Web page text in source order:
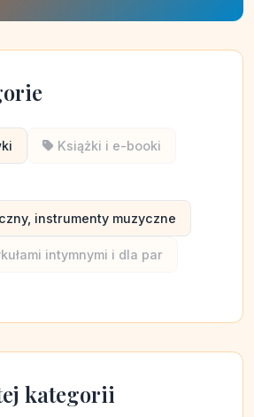
Książki i e-booki
instrumenty muzyczne
intymnymi i dla par
kategorii